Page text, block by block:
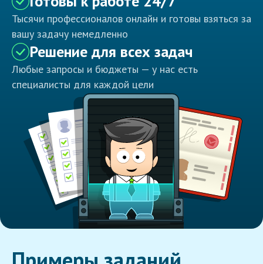
Тысячи профессионалов онлайн и готовы взяться за
вашу задачу немедленно
Решение для всех задач
Любые запросы и бюджеты — у нас есть
специалисты для каждой цели